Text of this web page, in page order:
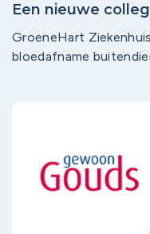
Een nieuwe
GroeneHart
bloedafname